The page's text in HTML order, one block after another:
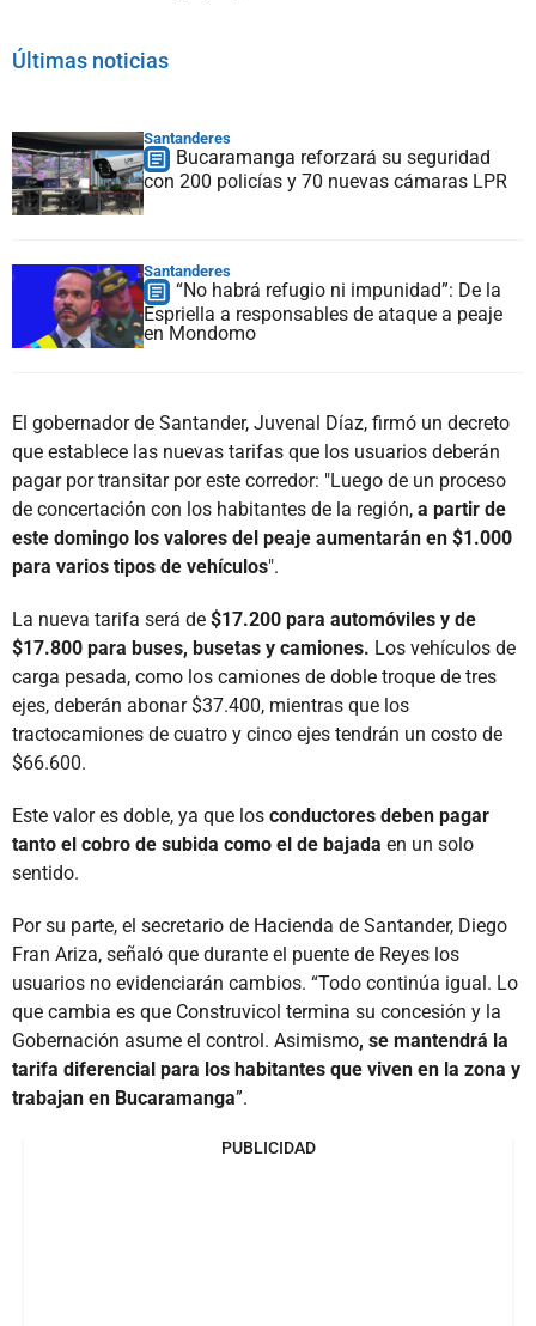
Últimas noticias
Santanderes
Bucaramanga reforzará su seguridad
con 200 policías y 70 nuevas cámaras LPR
Santanderes
“No habrá refugio ni impunidad”: De la
Espriella a responsables de ataque a peaje
en Mondomo
El gobernador de Santander, Juvenal Díaz, firmó un decreto
que establece las nuevas tarifas que los usuarios deberán
pagar por transitar por este corredor: "Luego de un proceso
de concertación con los habitantes de la región, a partir de
este domingo los valores del peaje aumentarán en $1.000
para varios tipos de vehículos".
La nueva tarifa será de $17.200 para automóviles y de
$17.800 para buses, busetas y camiones. Los vehículos de
carga pesada, como los camiones de doble troque de tres
ejes, deberán abonar $37.400, mientras que los
tractocamiones de cuatro y cinco ejes tendrán un costo de
$66.600.
Este valor es doble, ya que los conductores deben pagar
tanto el cobro de subida como el de bajada en un solo
sentido.
Por su parte, el secretario de Hacienda de Santander, Diego
Fran Ariza, señaló que durante el puente de Reyes los
usuarios no evidenciarán cambios. “Todo continúa igual. Lo
que cambia es que Construvicol termina su concesión y la
Gobernación asume el control. Asimismo, se mantendrá la
tarifa diferencial para los habitantes que viven en la zona y
trabajan en Bucaramanga”.
PUBLICIDAD